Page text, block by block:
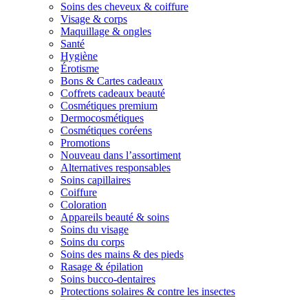
Soins des cheveux & coiffure
Visage & corps
Maquillage & ongles
Santé
Hygiène
Érotisme
Bons & Cartes cadeaux
Coffrets cadeaux beauté
Cosmétiques premium
Dermocosmétiques
Cosmétiques coréens
Promotions
Nouveau dans l’assortiment
Alternatives responsables
Soins capillaires
Coiffure
Coloration
Appareils beauté & soins
Soins du visage
Soins du corps
Soins des mains & des pieds
Rasage & épilation
Soins bucco-dentaires
Protections solaires & contre les insectes